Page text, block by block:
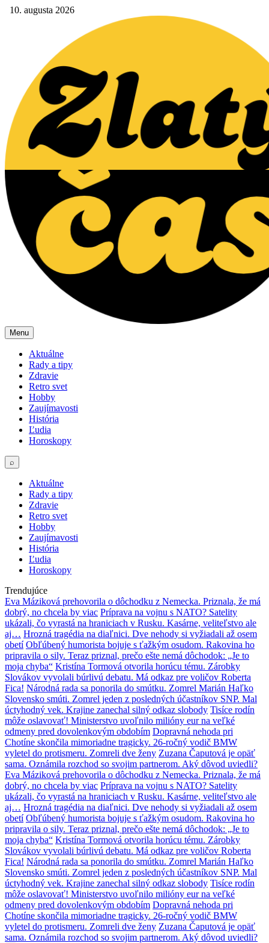
10. augusta 2026
Menu
Aktuálne
Rady a tipy
Zdravie
Retro svet
Hobby
Zaujímavosti
História
Ľudia
Horoskopy
⌕
Aktuálne
Rady a tipy
Zdravie
Retro svet
Hobby
Zaujímavosti
História
Ľudia
Horoskopy
Trendujúce
Eva Máziková prehovorila o dôchodku z Nemecka. Priznala, že má
dobrý, no chcela by viac Príprava na vojnu s NATO? Satelity
ukázali, čo vyrastá na hraniciach v Rusku. Kasárne, veliteľstvo ale
aj… Hrozná tragédia na diaľnici. Dve nehody si vyžiadali až osem
obetí Obľúbený humorista bojuje s ťažkým osudom. Rakovina ho
pripravila o sily. Teraz priznal, prečo ešte nemá dôchodok: „Je to
moja chyba“ Kristína Tormová otvorila horúcu tému. Zárobky
Slovákov vyvolali búrlivú debatu. Má odkaz pre voličov Roberta
Fica! Národná rada sa ponorila do smútku. Zomrel Marián Haľko
Slovensko smúti. Zomrel jeden z posledných účastníkov SNP. Mal
úctyhodný vek. Krajine zanechal silný odkaz slobody Tisíce rodín
môže oslavovať! Ministerstvo uvoľnilo milióny eur na veľké
odmeny pred dovolenkovým obdobím Dopravná nehoda pri
Chotíne skončila mimoriadne tragicky. 26-ročný vodič BMW
vyletel do protismeru. Zomreli dve ženy Zuzana Čaputová je opäť
sama. Oznámila rozchod so svojim partnerom. Aký dôvod uviedli?
Eva Máziková prehovorila o dôchodku z Nemecka. Priznala, že má
dobrý, no chcela by viac Príprava na vojnu s NATO? Satelity
ukázali, čo vyrastá na hraniciach v Rusku. Kasárne, veliteľstvo ale
aj… Hrozná tragédia na diaľnici. Dve nehody si vyžiadali až osem
obetí Obľúbený humorista bojuje s ťažkým osudom. Rakovina ho
pripravila o sily. Teraz priznal, prečo ešte nemá dôchodok: „Je to
moja chyba“ Kristína Tormová otvorila horúcu tému. Zárobky
Slovákov vyvolali búrlivú debatu. Má odkaz pre voličov Roberta
Fica! Národná rada sa ponorila do smútku. Zomrel Marián Haľko
Slovensko smúti. Zomrel jeden z posledných účastníkov SNP. Mal
úctyhodný vek. Krajine zanechal silný odkaz slobody Tisíce rodín
môže oslavovať! Ministerstvo uvoľnilo milióny eur na veľké
odmeny pred dovolenkovým obdobím Dopravná nehoda pri
Chotíne skončila mimoriadne tragicky. 26-ročný vodič BMW
vyletel do protismeru. Zomreli dve ženy Zuzana Čaputová je opäť
sama. Oznámila rozchod so svojim partnerom. Aký dôvod uviedli?